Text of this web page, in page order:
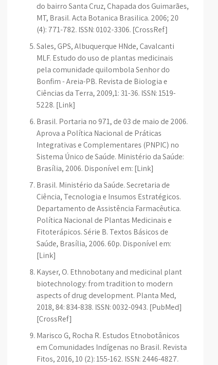
do bairro Santa Cruz, Chapada dos Guimarães,
MT, Brasil. Acta Botanica Brasilica. 2006; 20
(4): 771-782. ISSN: 0102-3306. [CrossRef]
Sales, GPS, Albuquerque HNde, Cavalcanti
MLF. Estudo do uso de plantas medicinais
pela comunidade quilombola Senhor do
Bonfim - Areia-PB. Revista de Biologia e
Ciências da Terra, 2009,1: 31-36. ISSN: 1519-
5228. [Link]
Brasil. Portaria no 971, de 03 de maio de 2006.
Aprova a Política Nacional de Práticas
Integrativas e Complementares (PNPIC) no
Sistema Único de Saúde. Ministério da Saúde:
Brasília, 2006. Disponível em: [Link]
Brasil. Ministério da Saúde. Secretaria de
Ciência, Tecnologia e Insumos Estratégicos.
Departamento de Assistência Farmacêutica.
Política Nacional de Plantas Medicinais e
Fitoterápicos. Série B. Textos Básicos de
Saúde, Brasília, 2006. 60p. Disponível em:
[Link]
Kayser, O. Ethnobotany and medicinal plant
biotechnology: from tradition to modern
aspects of drug development. Planta Med,
2018, 84: 834-838. ISSN: 0032-0943. [PubMed]
[CrossRef]
Marisco G, Rocha R. Estudos Etnobotânicos
em Comunidades Indígenas no Brasil. Revista
Fitos, 2016, 10 (2): 155-162. ISSN: 2446-4827.